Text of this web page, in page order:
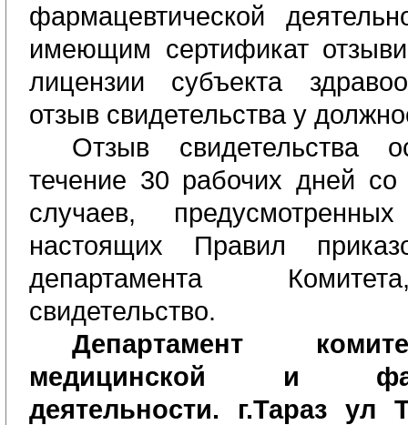
фармацевтической
имеющим сертификатотзыви
лицензии субъекта
отзыв свидетельства у
Отзыв свидетельства
течение 30 рабочих дней
случаев,
настоящих Правил
департамента
свидетельство.
Департамент
медицинской и
деятельности. г.Тараз ул